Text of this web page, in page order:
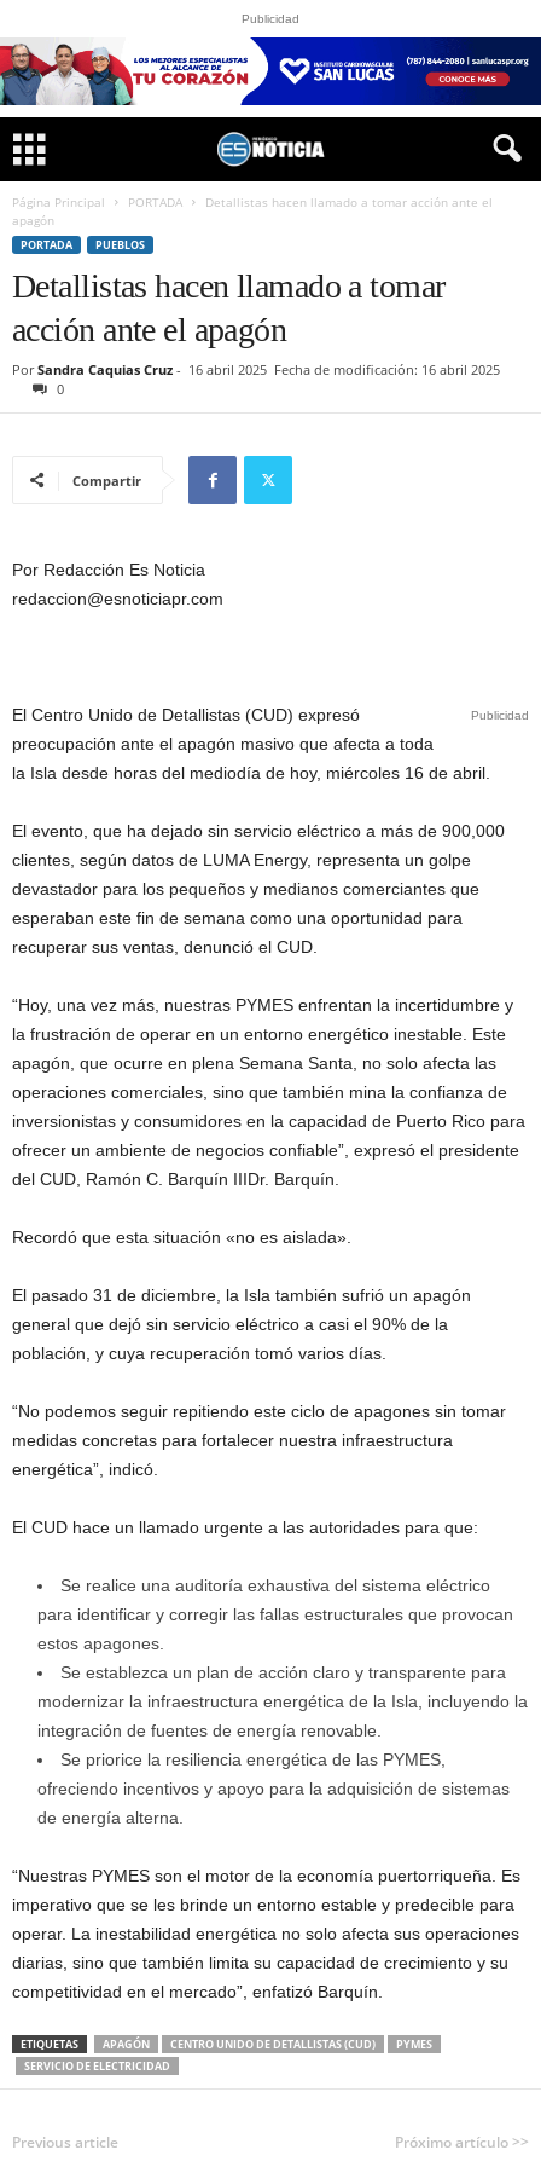
Publicidad
Página Principal PORTADA
Detallistas hacen llamado a tomar acción ante el
apagón
PORTADA PUEBLOS
Detallistas hacen llamado a tomar
acción ante el apagón
Por Sandra Caquias Cruz - 16 abril 2025 Fecha de modificación: 16 abril 2025
0
Compartir
Por Redacción Es Noticia
redaccion@esnoticiapr.com
Publicidad
El Centro Unido de Detallistas (CUD) expresó
preocupación ante el apagón masivo que afecta a toda
la Isla desde horas del mediodía de hoy, miércoles 16 de abril.
El evento, que ha dejado sin servicio eléctrico a más de 900,000
clientes, según datos de LUMA Energy, representa un golpe
devastador para los pequeños y medianos comerciantes que
esperaban este fin de semana como una oportunidad para
recuperar sus ventas, denunció el CUD.
“Hoy, una vez más, nuestras PYMES enfrentan la incertidumbre y
la frustración de operar en un entorno energético inestable. Este
apagón, que ocurre en plena Semana Santa, no solo afecta las
operaciones comerciales, sino que también mina la confianza de
inversionistas y consumidores en la capacidad de Puerto Rico para
ofrecer un ambiente de negocios confiable”, expresó el presidente
del CUD, Ramón C. Barquín IIIDr. Barquín.
Recordó que esta situación «no es aislada».
El pasado 31 de diciembre, la Isla también sufrió un apagón
general que dejó sin servicio eléctrico a casi el 90% de la
población, y cuya recuperación tomó varios días.
“No podemos seguir repitiendo este ciclo de apagones sin tomar
medidas concretas para fortalecer nuestra infraestructura
energética”, indicó.
El CUD hace un llamado urgente a las autoridades para que:
Se realice una auditoría exhaustiva del sistema eléctrico
para identificar y corregir las fallas estructurales que provocan
estos apagones.
Se establezca un plan de acción claro y transparente para
modernizar la infraestructura energética de la Isla, incluyendo la
integración de fuentes de energía renovable.
Se priorice la resiliencia energética de las PYMES,
ofreciendo incentivos y apoyo para la adquisición de sistemas
de energía alterna.
“Nuestras PYMES son el motor de la economía puertorriqueña. Es
imperativo que se les brinde un entorno estable y predecible para
operar. La inestabilidad energética no solo afecta sus operaciones
diarias, sino que también limita su capacidad de crecimiento y su
competitividad en el mercado”, enfatizó Barquín.
ETIQUETAS APAGÓN CENTRO UNIDO DE DETALLISTAS (CUD)
PYMES
SERVICIO DE ELECTRICIDAD
Previous article Próximo artículo >>